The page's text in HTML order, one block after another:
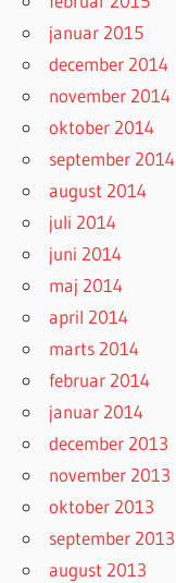
januar 2015
december 2014
november 2014
oktober 2014
september 2014
august 2014
juli 2014
juni 2014
maj 2014
april 2014
marts 2014
februar 2014
januar 2014
december 2013
november 2013
oktober 2013
september 2013
august 2013